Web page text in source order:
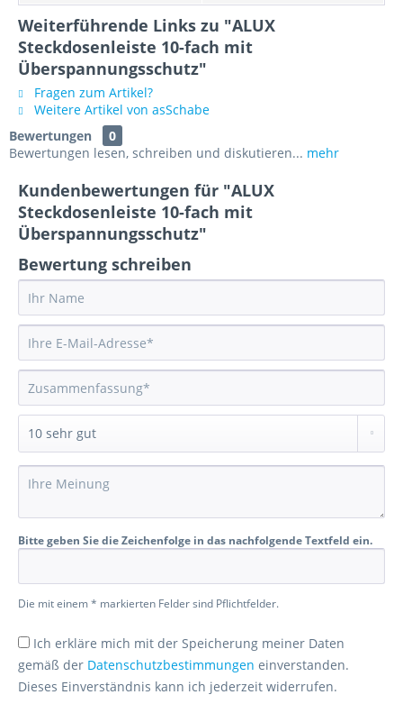
Weiterführende Links zu "ALUX
Steckdosenleiste 10-fach mit
Überspannungsschutz"
Fragen zum Artikel?
Weitere Artikel von asSchabe
Bewertungen
0
Bewertungen lesen, schreiben und diskutieren... mehr
Kundenbewertungen für "ALUX
Steckdosenleiste 10-fach mit
Überspannungsschutz"
Bewertung schreiben
Bitte geben Sie die Zeichenfolge in das nachfolgende Textfeld ein.
Die mit einem * markierten Felder sind Pflichtfelder.
Ich erkläre mich mit der Speicherung meiner Daten
gemäß der Datenschutzbestimmungen einverstanden.
Dieses Einverständnis kann ich jederzeit widerrufen.